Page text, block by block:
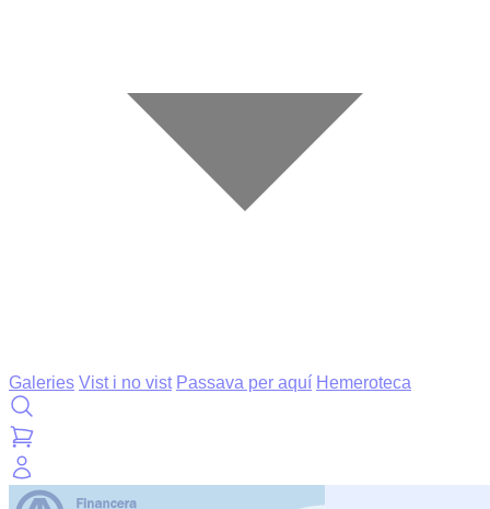
Galeries Vist i no vist Passava per aquí Hemeroteca